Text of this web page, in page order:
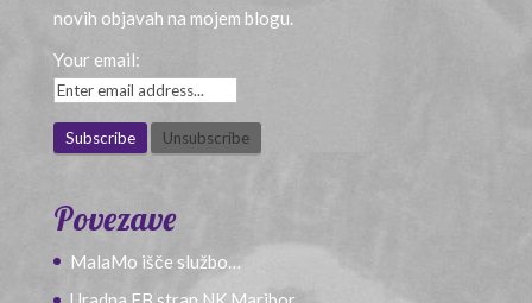
novih objavah na mojem blogu.
Your email:
Povezave
MalaMo išče službo…